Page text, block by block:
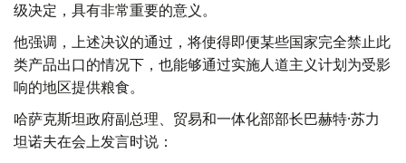
级决定，具有非常重要的意义。
他强调，上述决议的通过，将使得即便某些国家完全禁止此
类产品出口的情况下，也能够通过实施人道主义计划为受影
响的地区提供粮食。
哈萨克斯坦政府副总理、贸易和一体化部部长巴赫特·苏力
坦诺夫在会上发言时说：